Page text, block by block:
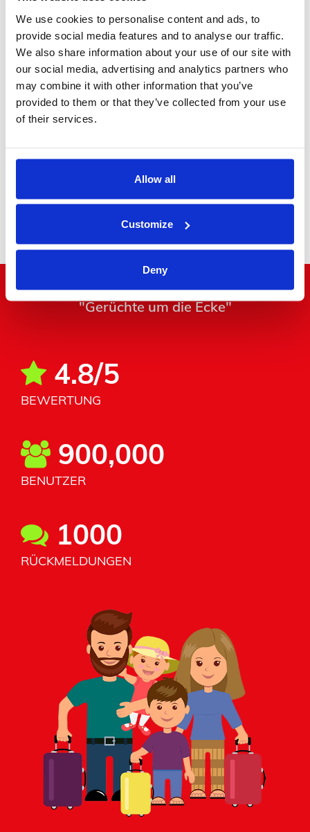
We use cookies to personalise content and ads, to
provide social media features and to analyse our traffic.
We also share information about your use of our site with
our social media, advertising and analytics partners who
may combine it with other information that you’ve
provided to them or that they’ve collected from your use
of their services.
Allow all
Customize
Deny
Executive MPV
Minibus
"Gerüchte um die Ecke"
4.8/5
BEWERTUNG
900,000
BENUTZER
1000
RÜCKMELDUNGEN